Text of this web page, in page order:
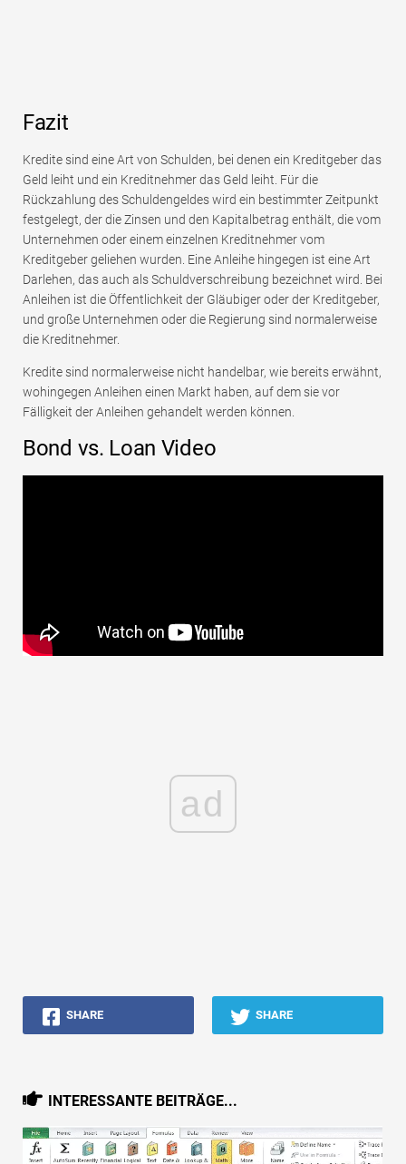
Fazit
Kredite sind eine Art von Schulden, bei denen ein Kreditgeber das
Geld leiht und ein Kreditnehmer das Geld leiht. Für die
Rückzahlung des Schuldengeldes wird ein bestimmter Zeitpunkt
festgelegt, der die Zinsen und den Kapitalbetrag enthält, die vom
Unternehmen oder einem einzelnen Kreditnehmer vom
Kreditgeber geliehen wurden. Eine Anleihe hingegen ist eine Art
Darlehen, das auch als Schuldverschreibung bezeichnet wird. Bei
Anleihen ist die Öffentlichkeit der Gläubiger oder der Kreditgeber,
und große Unternehmen oder die Regierung sind normalerweise
die Kreditnehmer.
Kredite sind normalerweise nicht handelbar, wie bereits erwähnt,
wohingegen Anleihen einen Markt haben, auf dem sie vor
Fälligkeit der Anleihen gehandelt werden können.
Bond vs. Loan Video
ad
SHARE SHARE
INTERESSANTE BEITRÄGE...